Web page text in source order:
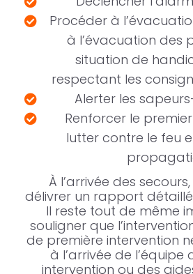
Procéder à
à l’évacuation des
situation de
respectant les
Alerter les
Renforcer le
lutter contre le feu
À l’arrivée des
délivrer un rapport
Il reste tout de même
souligner que
de première intervention
à l’arrivée de l’équipe
intervention ou des